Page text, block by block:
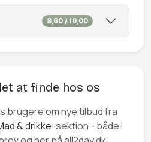
8,60 / 10,00
at finde hos os
brugere om nye tilbud fra
& drikke-sektion - både i